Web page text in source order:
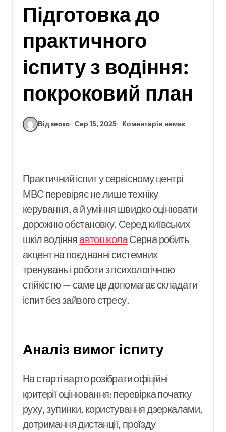
Підготовка до
практичного
іспиту з водіння:
покроковий план
Від seoxo Сер 15, 2025 Коментарів немає
Практичний іспит у сервісному центрі
МВС перевіряє не лише техніку
керування, а й уміння швидко оцінювати
дорожню обстановку. Серед київських
шкіл водінняавтошколаСерна робить
акцент на поєднанні системних
тренувань і роботи з психологічною
стійкістю — саме це допомагає складати
іспит без зайвого стресу.
Аналіз вимог іспиту
На старті варто розібрати офіційні
критерії оцінювання: перевірка початку
руху, зупинки, користування дзеркалами,
дотримання дистанції, проїзду